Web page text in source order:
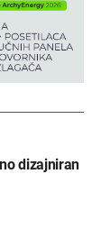
dizajniran